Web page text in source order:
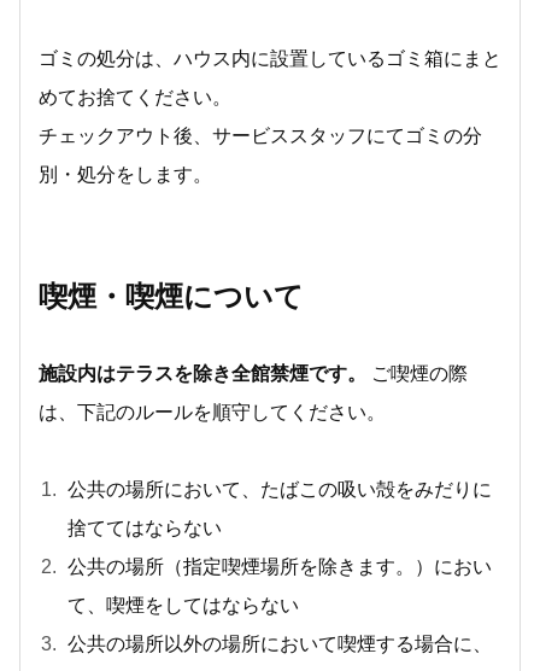
ゴミの処分は、ハウス内に設置しているゴミ箱にまと
めてお捨てください。
チェックアウト後、サービススタッフにてゴミの分
別・処分をします。
喫煙・喫煙について
施設内はテラスを除き全館禁煙です。
ご喫煙の際
は、下記のルールを順守してください。
公共の場所において、たばこの吸い殻をみだりに
捨ててはならない
公共の場所（指定喫煙場所を除きます。）におい
て、喫煙をしてはならない
公共の場所以外の場所において喫煙する場合に、